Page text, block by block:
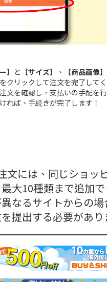
】と【サイズ】、【商品画像
クリックして注文を完了して
文を確認し、支払いの手配を
れば、手続きが完了します！
文には、同じショッ
大10種類まで追加
なるサイトからの
提出する必要があり